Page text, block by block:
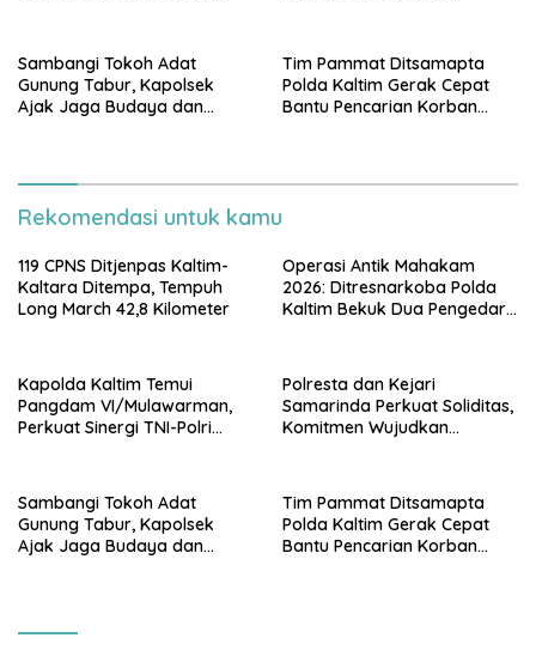
Sambangi Tokoh Adat
Gunung Tabur, Kapolsek
Ajak Jaga Budaya dan
Tim Pammat Ditsamapta
Polda Kaltim Gerak Cepat
Bantu Pencarian Korban
Rekomendasi untuk kamu
119 CPNS Ditjenpas Kaltim-
Kaltara Ditempa, Tempuh
Long March 42,8 Kilometer
Operasi Antik Mahakam
2026: Ditresnarkoba Polda
Kaltim Bekuk Dua Pengedar
Kapolda Kaltim Temui
Pangdam VI/Mulawarman,
Perkuat Sinergi TNI-Polri
Polresta dan Kejari
Samarinda Perkuat Soliditas,
Komitmen Wujudkan
Sambangi Tokoh Adat
Gunung Tabur, Kapolsek
Ajak Jaga Budaya dan
Tim Pammat Ditsamapta
Polda Kaltim Gerak Cepat
Bantu Pencarian Korban